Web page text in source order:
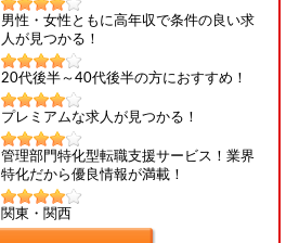
男性・女性ともに高年収で条件の良い求
人が見つかる！
20代後半～40代後半の方におすすめ！
プレミアムな求人が見つかる！
管理部門特化型転職支援サービス！業界
特化だから優良情報が満載！
関東・関西